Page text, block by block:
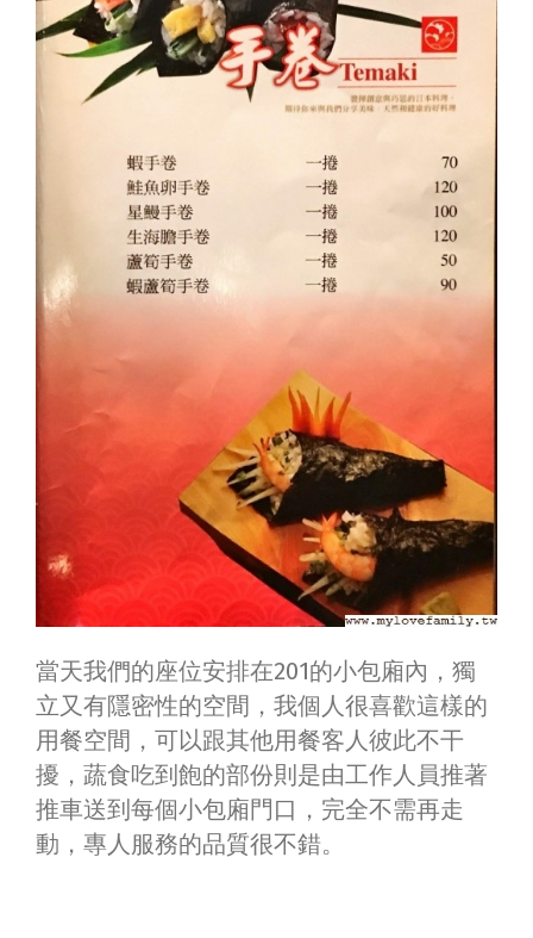
當天我們的座位安排在201的小包廂內，獨
立又有隱密性的空間，我個人很喜歡這樣的
用餐空間，可以跟其他用餐客人彼此不干
擾，蔬食吃到飽的部份則是由工作人員推著
推車送到每個小包廂門口，完全不需再走
動，專人服務的品質很不錯。